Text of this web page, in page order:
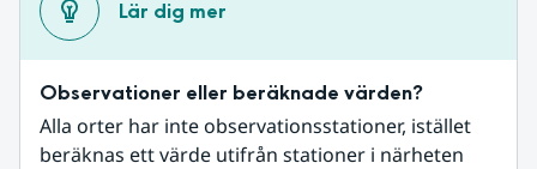
Lär dig mer
Observationer eller beräknade värden?
Alla orter har inte observationsstationer, istället
beräknas ett värde utifrån stationer i närheten